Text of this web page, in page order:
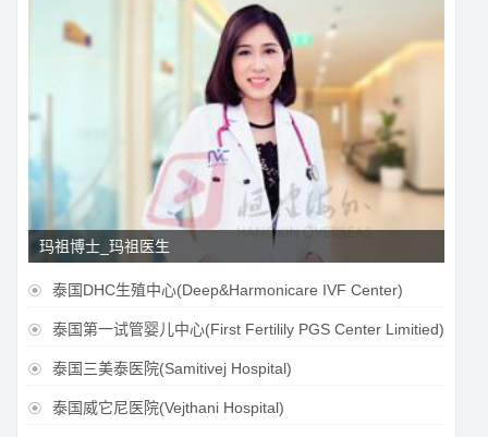
玛祖博士_玛祖医生
 泰国DHC生殖中心(Deep&Harmonicare IVF Center)
 泰国第一试管婴儿中心(First Fertilily PGS Center Limitied)
 泰国三美泰医院(Samitivej Hospital)
 泰国威它尼医院(Vejthani Hospital)